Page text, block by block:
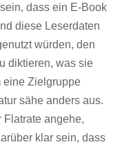
dass ein E-Book
diese Leserdaten
würden, den
diktieren, was sie
eine Zielgruppe
sähe anders aus.
angehe,
klar sein, dass